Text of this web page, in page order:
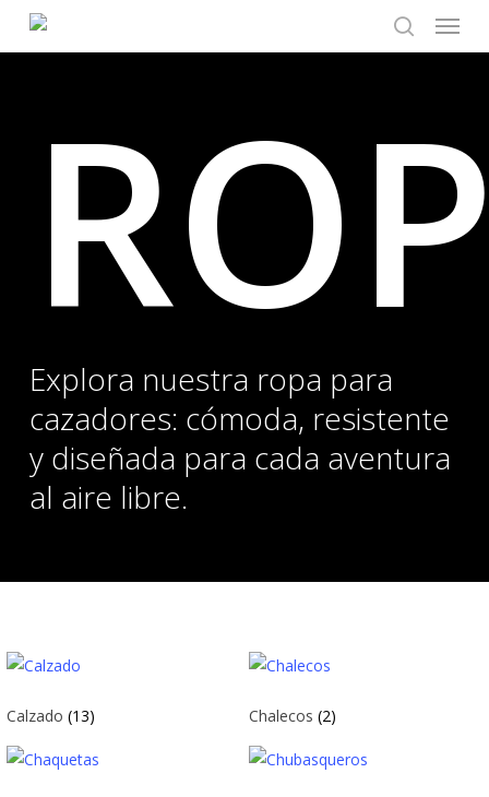
search
Menu
Explora nuestra ropa para
cazadores: cómoda, resistente
y diseñada para cada aventura
al aire libre.
Calzado (13) Chalecos (2)